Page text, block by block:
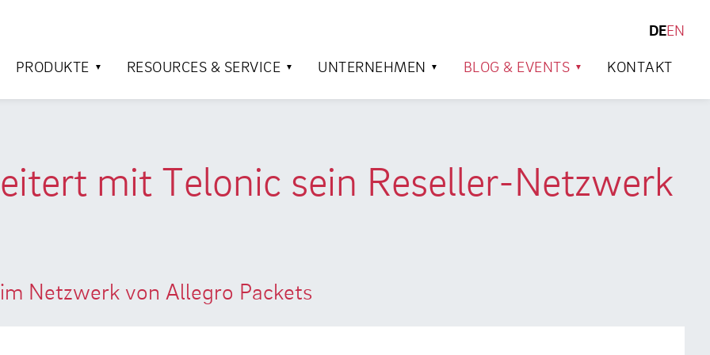
DEEN
PRODUKTE
RESOURCES & SERVICE UNTERNEHMEN BLOG & EVENTS KONTAKT
mit Telonic sein Reseller-Netzwerk
Netzwerk von Allegro Packets